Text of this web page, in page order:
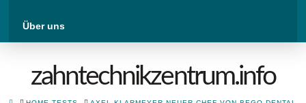
Über uns
zahntechnikzentrum.info